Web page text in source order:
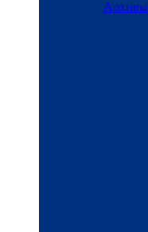
Архивы